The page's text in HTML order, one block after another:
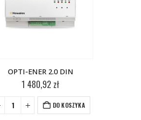
OPTI-ENER 2.0 DIN
1 480,92 zł
DO KOSZYKA